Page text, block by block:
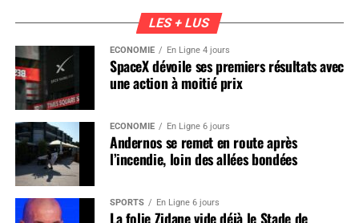
LES + LUS
ÉCONOMIE En Ligne 4 jours
SpaceX dévoile ses premiers résultats avec
une action à moitié prix
ÉCONOMIE En Ligne 6 jours
Andernos se remet en route après
l’incendie, loin des allées bondées
SPORTS En Ligne 6 jours
La folie Zidane vide déjà le Stade de